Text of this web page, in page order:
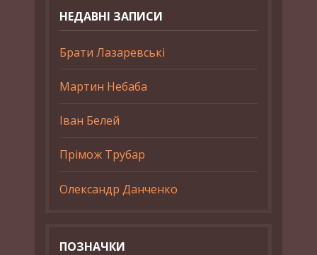
НЕДАВНІ ЗАПИСИ
Брати Лазаревські
Мартин Небаба
Іван Белей
Прімож Трубар
Олександр Данченко
ПОЗНАЧКИ